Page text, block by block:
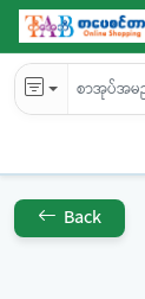
Back